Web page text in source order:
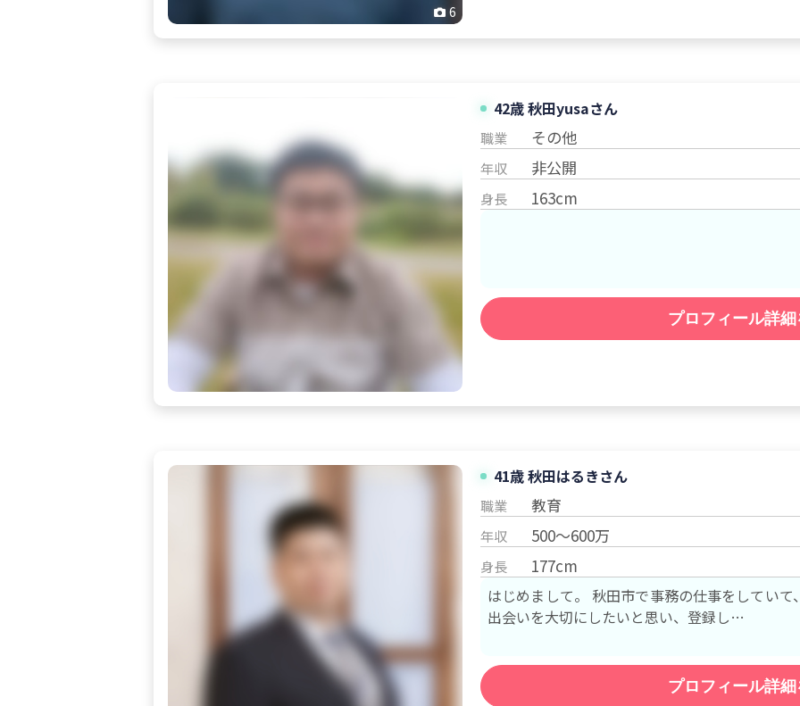
6
42歳 秋田yusaさん
職業 その他
年収 非公開
身長 163cm
プロフィール詳
41歳 秋田はるきさん
職業 教育
年収 500～600万
身長 177cm
はじめまして。 秋田市で事務の仕事をしていて、土日祝休
出会いを大切にしたいと思い、登録し…
プロフィール詳